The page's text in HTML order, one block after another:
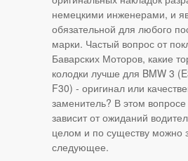
немецкими инженерами, и
обязательной для любого
марки. Частый вопрос от
Баварских Моторов, какие
колодки лучше для BMW 3
F30) - оригинал или
заменитель? В этом
зависит от ожиданий
целом и по существу можно
следующее.